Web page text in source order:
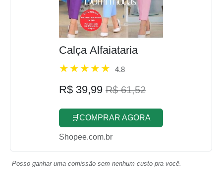
Calça Alfaiataria
4.8
R$ 39,99 R$ 61,52
🛒COMPRAR AGORA
Shopee.com.br
Posso ganhar uma comissão sem nenhum custo pra você.